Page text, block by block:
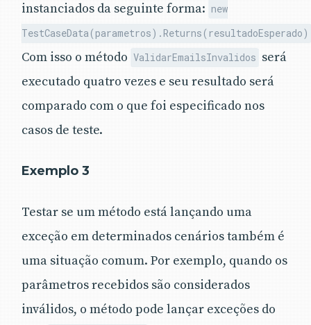
instanciados da seguinte forma: new
TestCaseData(parametros).Returns(resultadoEsperado)
Com isso o método ValidarEmailsInvalidos será
executado quatro vezes e seu resultado será
comparado com o que foi especificado nos
casos de teste.
Exemplo 3
Testar se um método está lançando uma
exceção em determinados cenários também é
uma situação comum. Por exemplo, quando os
parâmetros recebidos são considerados
inválidos, o método pode lançar exceções do